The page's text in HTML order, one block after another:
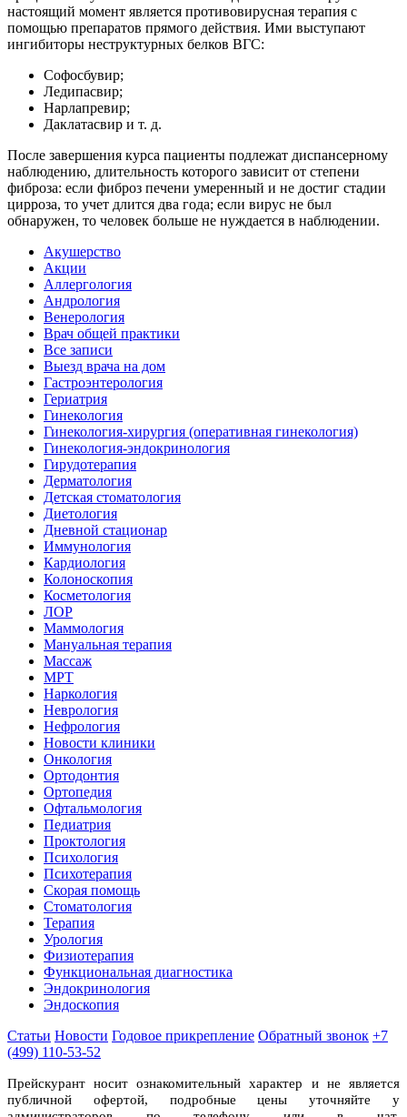
настоящий момент является противовирусная терапия с
помощью препаратов прямого действия. Ими выступают
ингибиторы неструктурных белков ВГС:
Софосбувир;
Ледипасвир;
Нарлапревир;
Даклатасвир и т. д.
После завершения курса пациенты подлежат диспансерному
наблюдению, длительность которого зависит от степени
фиброза: если фиброз печени умеренный и не достиг стадии
цирроза, то учет длится два года; если вирус не был
обнаружен, то человек больше не нуждается в наблюдении.
Акушерство
Акции
Аллергология
Андрология
Венерология
Врач общей практики
Все записи
Выезд врача на дом
Гастроэнтерология
Гериатрия
Гинекология
Гинекология-хирургия (оперативная гинекология)
Гинекология-эндокринология
Гирудотерапия
Дерматология
Детская стоматология
Диетология
Дневной стационар
Иммунология
Кардиология
Колоноскопия
Косметология
ЛОР
Маммология
Мануальная терапия
Массаж
МРТ
Наркология
Неврология
Нефрология
Новости клиники
Онкология
Ортодонтия
Ортопедия
Офтальмология
Педиатрия
Проктология
Психология
Психотерапия
Скорая помощь
Стоматология
Терапия
Урология
Физиотерапия
Функциональная диагностика
Эндокринология
Эндоскопия
Статьи Новости Годовое прикрепление Обратный звонок +7
(499) 110-53-52
Прейскурант носит ознакомительный характер и не является
публичной офертой, подробные цены уточняйте у